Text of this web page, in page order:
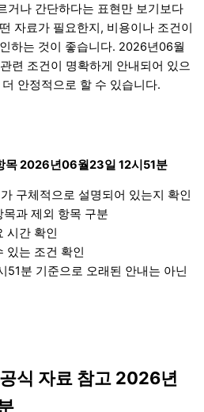
거나 간단하다는 표현만 보기보다
자료가 필요한지, 비용이나 조건이
하는 것이 좋습니다. 2026년06월
련 조건이 명확하게 안내되어 있으
안정적으로 할 수 있습니다.
목 2026년06월23일 12시51분
구체적으로 설명되어 있는지 확인
과 제외 항목 구분
시간 확인
있는 조건 확인
51분 기준으로 오래된 안내는 아닌
식 자료 참고 2026년